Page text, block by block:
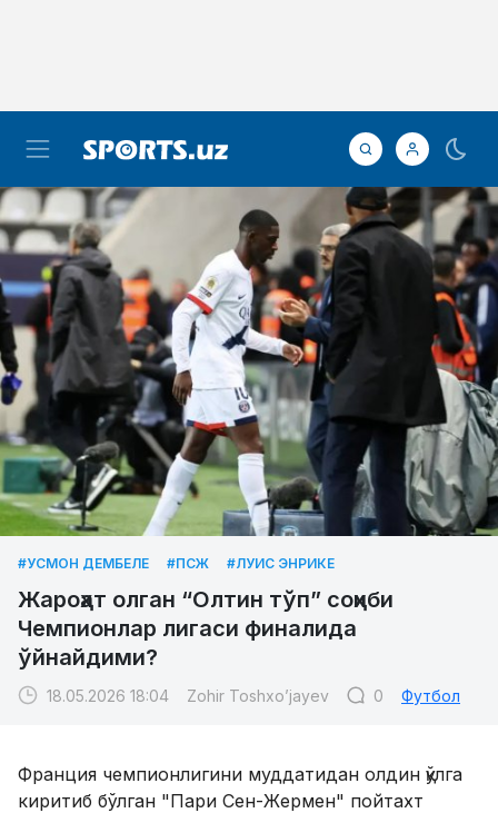
#УСМОН ДЕМБЕЛЕ #ПСЖ #ЛУИС ЭНРИКЕ
Жароҳат олган “Олтин тўп” соҳиби
Чемпионлар лигаси финалида
ўйнайдими?
18.05.2026 18:04 Zohir Toshxo’jayev 0 Футбол
Франция чемпионлигини муддатидан олдин қўлга
киритиб бўлган "Пари Сен-Жермен" пойтахт